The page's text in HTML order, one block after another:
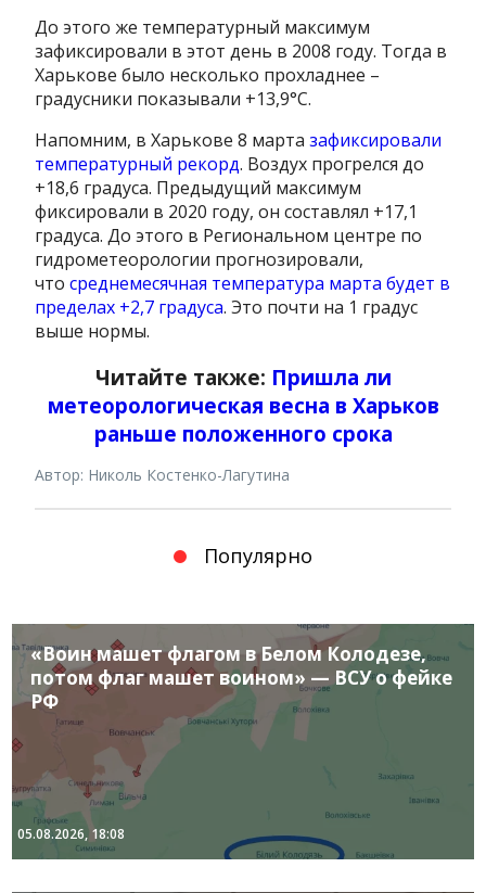
До этого же температурный максимум
зафиксировали в этот день в 2008 году. Тогда в
Харькове было несколько прохладнее –
градусники показывали +13,9°С.
Напомним, в Харькове 8 мартазафиксировали
температурный рекорд. Воздух прогрелся до
+18,6 градуса. Предыдущий максимум
фиксировали в 2020 году, он составлял +17,1
градуса. До этого в Региональном центре по
гидрометеорологии прогнозировали,
чтосреднемесячная температура марта будет в
пределах +2,7 градуса. Это почти на 1 градус
выше нормы.
Читайте также: Пришла ли
метеорологическая весна в Харьков
раньше положенного срока
Автор: Николь Костенко-Лагутина
Популярно
«Воин машет флагом в Белом Колодезе,
потом флаг машет воином» — ВСУ о фейке
РФ
05.08.2026, 18:08